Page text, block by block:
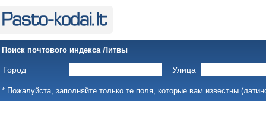
Поиск почтового индекса Литвы
Город Улица
* Пожалуйста, заполняйте только те поля, которые вам известны